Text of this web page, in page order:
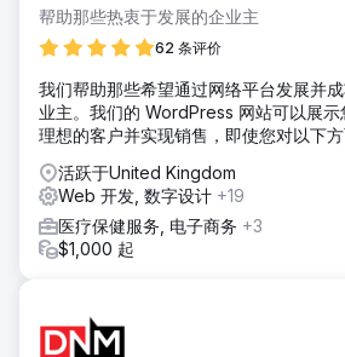
帮助那些热衷于发展的企业主
62 条评价
我们帮助那些希望通过网络平台发展并
业主。我们的 WordPress 网站可以展示
理想的客户并实现销售，即使您对以下
活跃于United Kingdom
Web 开发, 数字设计 +19
医疗保健服务, 电子商务 +3
$1,000 起